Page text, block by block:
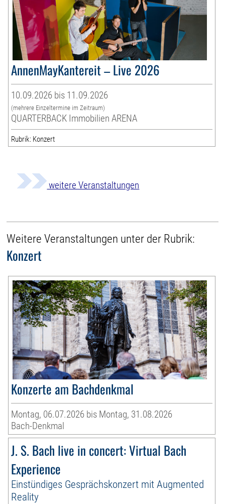
AnnenMayKantereit – Live 2026
10.09.2026 bis 11.09.2026
(mehrere Einzeltermine im Zeitraum)
QUARTERBACK Immobilien ARENA
Rubrik: Konzert
weitere Veranstaltungen
Weitere Veranstaltungen unter der Rubrik:
Konzert
Konzerte am Bachdenkmal
Montag, 06.07.2026 bis Montag, 31.08.2026
Bach-Denkmal
J. S. Bach live in concert: Virtual Bach
Experience
Einstündiges Gesprächskonzert mit Augmented
Reality